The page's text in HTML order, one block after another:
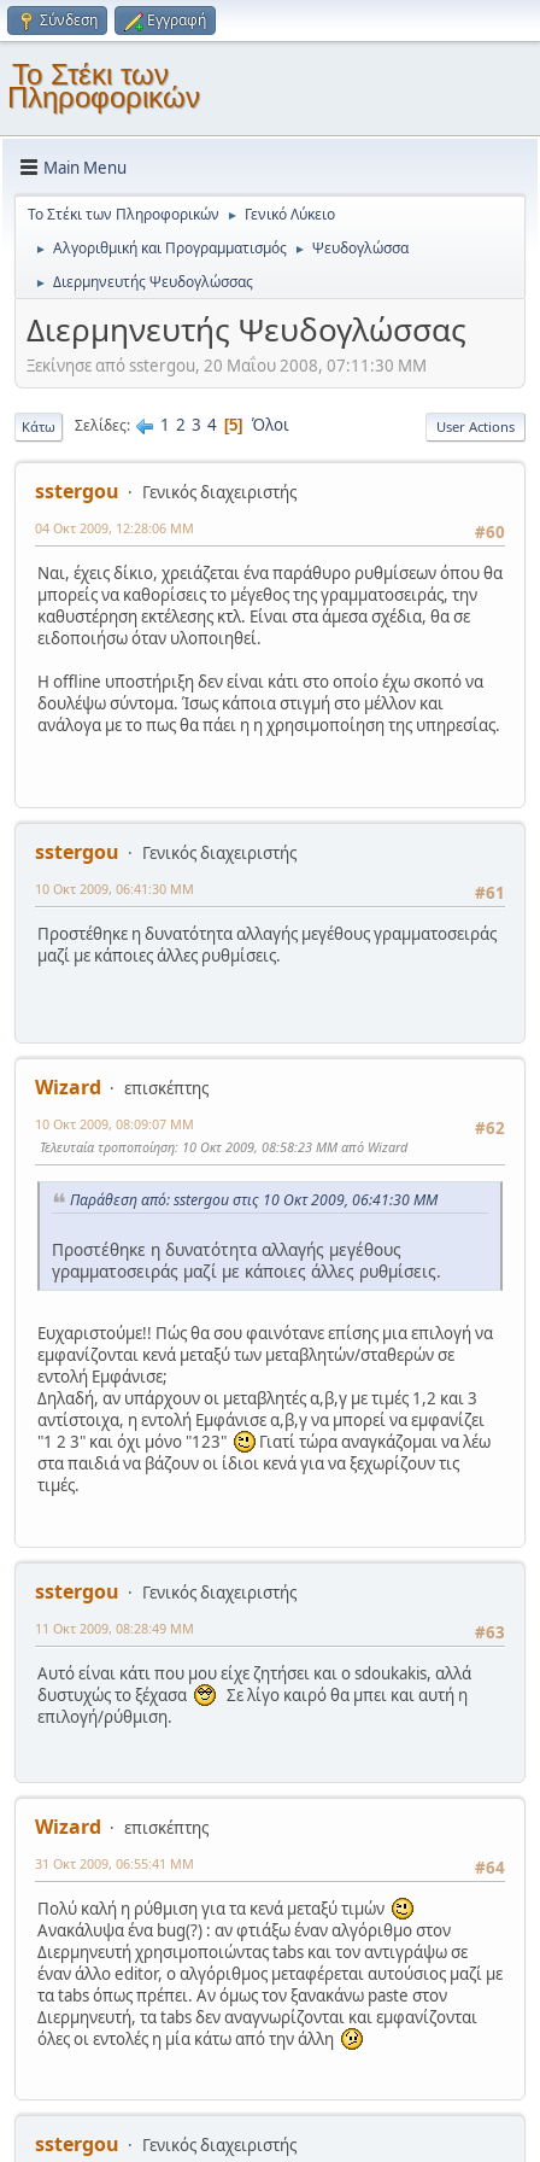
Σύνδεση Εγγραφή
Το Στέκι των
Πληροφορικών
Main Menu
Το Στέκι των Πληροφορικών ► Γενικό Λύκειο
► Αλγοριθμική και Προγραμματισμός ► Ψευδογλώσσα
► Διερμηνευτής Ψευδογλώσσας
Διερμηνευτής Ψευδογλώσσας
Ξεκίνησε από sstergou, 20 Μαΐου 2008, 07:11:30 ΜΜ
Κάτω Σελίδες 1 2 3 4 5 Όλοι User Actions
sstergou
Γενικός διαχειριστής
#60
04 Οκτ 2009, 12:28:06 ΜΜ
Ναι, έχεις δίκιο, χρειάζεται ένα παράθυρο ρυθμίσεων όπου θα
μπορείς να καθορίσεις το μέγεθος της γραμματοσειράς, την
καθυστέρηση εκτέλεσης κτλ. Είναι στα άμεσα σχέδια, θα σε
ειδοποιήσω όταν υλοποιηθεί.
Η offline υποστήριξη δεν είναι κάτι στο οποίο έχω σκοπό να
δουλέψω σύντομα. Ίσως κάποια στιγμή στο μέλλον και
ανάλογα με το πως θα πάει η η χρησιμοποίηση της υπηρεσίας.
sstergou
Γενικός διαχειριστής
#61
10 Οκτ 2009, 06:41:30 ΜΜ
Προστέθηκε η δυνατότητα αλλαγής μεγέθους γραμματοσειράς
μαζί με κάποιες άλλες ρυθμίσεις.
Wizard
επισκέπτης
#62
10 Οκτ 2009, 08:09:07 ΜΜ
Τελευταία τροποποίηση: 10 Οκτ 2009, 08:58:23 ΜΜ από Wizard
Παράθεση από: sstergou στις 10 Οκτ 2009, 06:41:30 ΜΜ
Προστέθηκε η δυνατότητα αλλαγής μεγέθους
γραμματοσειράς μαζί με κάποιες άλλες ρυθμίσεις.
Ευχαριστούμε!! Πώς θα σου φαινότανε επίσης μια επιλογή να
εμφανίζονται κενά μεταξύ των μεταβλητών/σταθερών σε
εντολή Εμφάνισε;
Δηλαδή, αν υπάρχουν οι μεταβλητές α,β,γ με τιμές 1,2 και 3
αντίστοιχα, η εντολή Εμφάνισε α,β,γ να μπορεί να εμφανίζει
"1 2 3" και όχι μόνο "123"
Γιατί τώρα αναγκάζομαι να λέω
στα παιδιά να βάζουν οι ίδιοι κενά για να ξεχωρίζουν τις
τιμές.
sstergou
Γενικός διαχειριστής
#63
11 Οκτ 2009, 08:28:49 ΜΜ
Αυτό είναι κάτι που μου είχε ζητήσει και ο sdoukakis, αλλά
δυστυχώς το ξέχασα
Σε λίγο καιρό θα μπει και αυτή η
επιλογή/ρύθμιση.
Wizard
επισκέπτης
#64
31 Οκτ 2009, 06:55:41 ΜΜ
Πολύ καλή η ρύθμιση για τα κενά μεταξύ τιμών
Ανακάλυψα ένα bug(?) : αν φτιάξω έναν αλγόριθμο στον
Διερμηνευτή χρησιμοποιώντας tabs και τον αντιγράψω σε
έναν άλλο editor, ο αλγόριθμος μεταφέρεται αυτούσιος μαζί με
τα tabs όπως πρέπει. Αν όμως τον ξανακάνω paste στον
Διερμηνευτή, τα tabs δεν αναγνωρίζονται και εμφανίζονται
όλες οι εντολές η μία κάτω από την άλλη
sstergou Γενικός διαχειριστής